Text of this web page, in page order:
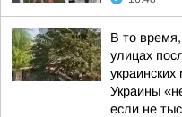
В то
улицах
Украины
если не